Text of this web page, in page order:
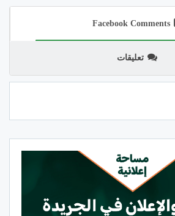
Facebook Comments
تعليقات